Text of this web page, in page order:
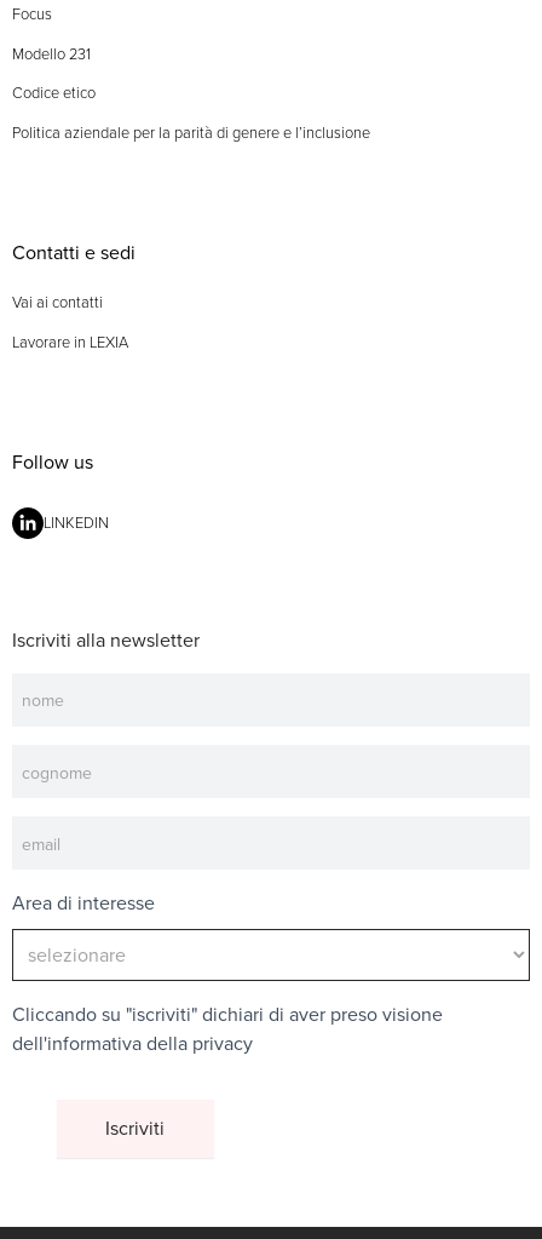
Focus
Modello 231
Codice etico
Politica aziendale per la parità di genere e l’inclusione
Contatti e sedi
Vai ai contatti
Lavorare in LEXIA
Follow us
LINKEDIN
Iscriviti alla newsletter
Area di interesse
Cliccando su "iscriviti" dichiari di aver preso visione
dell'informativa della privacy